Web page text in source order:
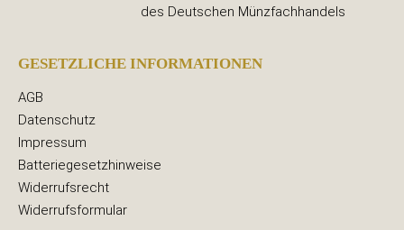
des Deutschen Münzfachhandels
GESETZLICHE INFORMATIONEN
AGB
Datenschutz
Impressum
Batteriegesetzhinweise
Widerrufsrecht
Widerrufsformular